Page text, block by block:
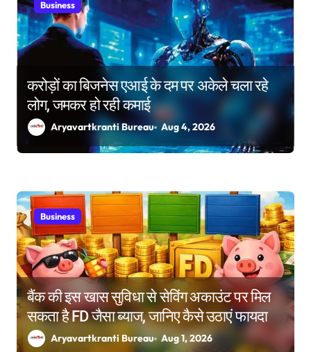
o
n
Business
करोड़ों का बिजनेस एआई के दम पर अकेले चला रहे
लोग, जमकर हो रही कमाई
Aryavartkranti Bureau Aug 4, 2026
Business
बैंक की इस खास सुविधा से सेविंग अकाउंट पर मिल
सकता है FD जैसा ब्याज, जानिए कैसे उठाएं फायदा
Aryavartkranti Bureau Aug 1, 2026